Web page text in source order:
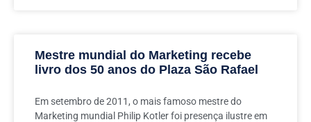
Mestre mundial do Marketing recebe
livro dos 50 anos do Plaza São Rafael
Em setembro de 2011, o mais famoso mestre do
Marketing mundial Philip Kotler foi presença ilustre em